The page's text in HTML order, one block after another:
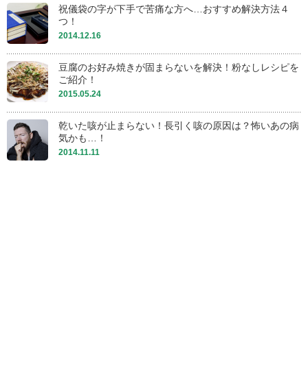
祝儀袋の字が下手で苦痛な方へ…おすすめ解決方法４
つ！
2014.12.16
豆腐のお好み焼きが固まらないを解決！粉なしレシピを
ご紹介！
2015.05.24
乾いた咳が止まらない！長引く咳の原因は？怖いあの病
気かも…！
2014.11.11